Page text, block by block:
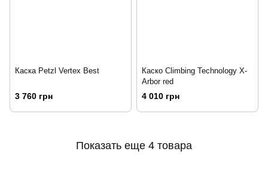
Каска Petzl Vertex Best
3 760 грн
Каско Climbing Technology X-
Arbor red
4 010 грн
Показать еще 4 товара